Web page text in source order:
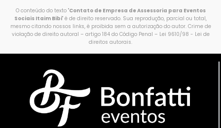
O conteúdo do texto "Contato de Empresa de Assessoria para Eventos
Sociais Itaim Bibi" é de direito reservado. Sua reprodução, parcial ou total,
mesmo citando nossos links, é proibida sem a autorização do autor. Crime de
violação de direito autoral – artigo 184 do Código Penal – Lei 9610/98 - Lei de
direitos autorais.